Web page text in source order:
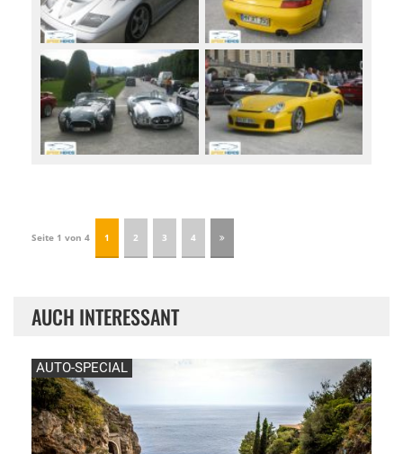
Seite 1 von 4 1 2 3 4
AUCH INTERESSANT
AUTO-SPECIAL